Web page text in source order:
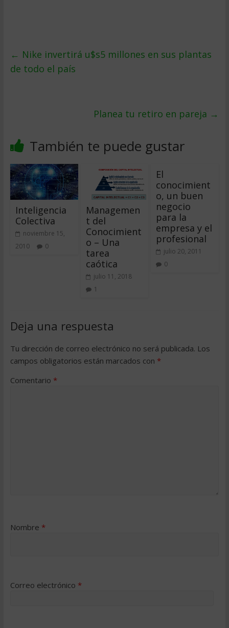
← Nike invertirá u$s5 millones en sus plantas
de todo el país
Planea tu retiro en pareja →
También te puede gustar
Inteligencia
Colectiva
noviembre 15,
2010
0
Managemen
t del
Conocimient
o – Una
tarea
caótica
julio 11, 2018
1
El
conocimient
o, un buen
negocio
para la
empresa y el
profesional
julio 20, 2011
0
Deja una respuesta
Tu dirección de correo electrónico no será publicada. Los
campos obligatorios están marcados con *
Comentario *
Nombre *
Correo electrónico *